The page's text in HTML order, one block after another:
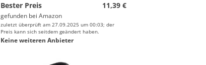
Bester Preis
11,39 €
gefunden bei Amazon
zuletzt überprüft am 27.09.2025 um 00:03; der
Preis kann sich seitdem geändert haben.
Keine weiteren Anbieter